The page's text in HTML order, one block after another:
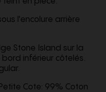
l'encolure arrière
Stone Island sur la
inférieur côtelés.
Cote: 99% Coton